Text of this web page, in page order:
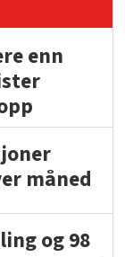
enn
måned
og 98